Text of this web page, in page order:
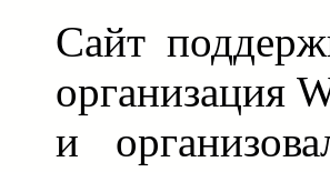
Сайт
организация
и